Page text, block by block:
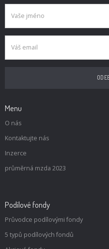
Menu
O nás
Kontaktujte nás
Inzerce
průměrná mzda 2023
Podílové fondy
Průvodce podílovými fondy
5 typů podílových fondů